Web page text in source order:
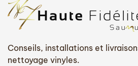
Conseils, installations et
nettoyage vinyles.